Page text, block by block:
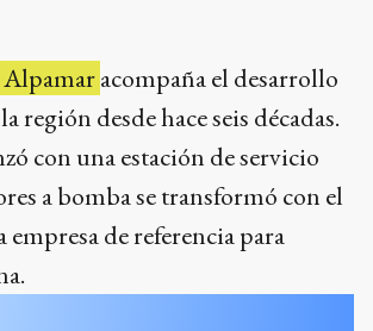
acompaña el desarrollo
región desde hace seis décadas.
con una estación de servicio
a bomba se transformó con el
de referencia para